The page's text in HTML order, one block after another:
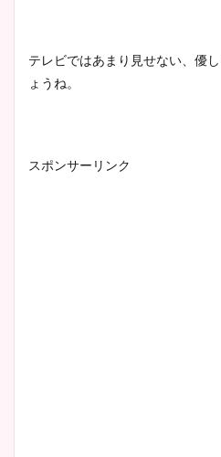
テレビではあまり見せない、優
ょうね。
スポンサーリンク